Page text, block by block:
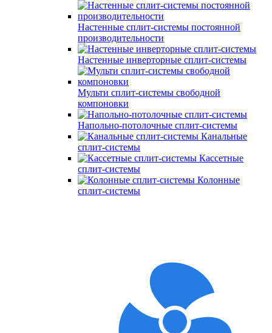
Настенные сплит-системы постоянной
производительности
Настенные инверторные сплит-системы
Мульти сплит-системы свободной
компоновки
Напольно-потолочные сплит-системы
Канальные
сплит-системы
Кассетные
сплит-системы
Колонные
сплит-системы